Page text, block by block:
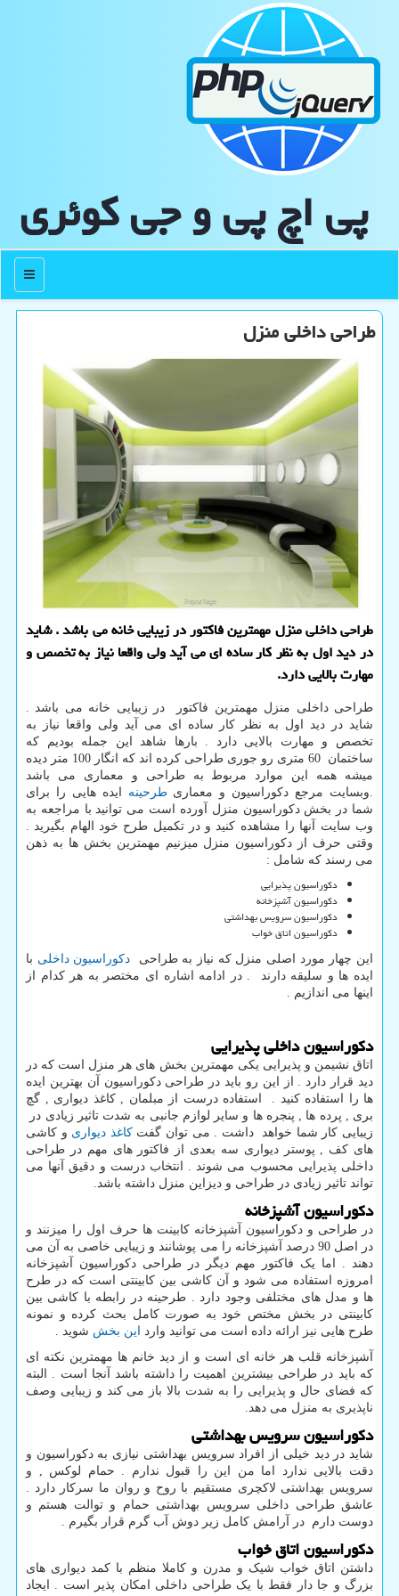
پی اچ پی و جی كوئری
منو
طراحی داخلی منزل
طراحی داخلی منزل مهمترین فاكتور در زیبایی خانه می باشد . شاید
در دید اول به نظر كار ساده ای می آید ولی واقعا نیاز به تخصص و
مهارت بالایی دارد.
طراحی داخلی منزل مهمترین فاکتور در زیبایی خانه می باشد .
شاید در دید اول به نظر کار ساده ای می آید ولی واقعا نیاز به
تخصص و مهارت بالایی دارد . بارها شاهد این جمله بودیم که
ساختمان 60 متری رو جوری طراحی کرده اند که انگار 100 متر دیده
میشه همه این موارد مربوط به طراحی و معماری می باشد
.وبسایت مرجع دکوراسیون و معماری طرحینه ایده هایی را برای
شما در بخش دکوراسیون منزل آورده است می توانید با مراجعه به
وب سایت آنها را مشاهده کنید و در تکمیل طرح خود الهام بگیرید .
وقتی حرف از دکوراسیون منزل میزنیم مهمترین بخش ها به ذهن
می رسند که شامل :
دکوراسیون پذیرایی
دکوراسیون آشپزخانه
دکوراسیون سرویس بهداشتی
دکوراسیون اتاق خواب
این چهار مورد اصلی منزل که نیاز به طراحی دکوراسیون داخلی با
ایده ها و سلیقه دارند . در ادامه اشاره ای مختصر به هر کدام از
اینها می اندازیم .
دکوراسیون داخلی پذیرایی
اتاق نشیمن و پذیرایی یکی مهمترین بخش های هر منزل است که در
دید قرار دارد . از این رو باید در طراحی دکوراسیون آن بهترین ایده
ها را استفاده کنید . استفاده درست از مبلمان , کاغذ دیواری , گچ
بری , پرده ها , پنجره ها و سایر لوازم جانبی به شدت تاثیر زیادی در
زیبایی کار شما خواهد داشت . می توان گفتکاغذ دیواری و کاشی
های کف , پوستر دیواری سه بعدی از فاکتور های مهم در طراحی
داخلی پذیرایی محسوب می شوند . انتخاب درست و دقیق آنها می
تواند تاثیر زیادی در طراحی و دیزاین منزل داشته باشد.
دکوراسیون آشپزخانه
در طراحی و دکوراسیون آشپزخانه کابینت ها حرف اول را میزنند و
در اصل 90 درصد آشپزخانه را می پوشانند و زیبایی خاصی به آن می
دهند . اما یک فاکتور مهم دیگر در طراحی دکوراسیون آشپزخانه
امروزه استفاده می شود و آن کاشی بین کابینتی است که در طرح
ها و مدل های مختلفی وجود دارد . طرحینه در رابطه با کاشی بین
کابینتی در بخش مختص خود به صورت کامل بحث کرده و نمونه
طرح هایی نیز ارائه داده است می توانید وارد این بخش شوید .
آشپزخانه قلب هر خانه ای است و از دید خانم ها مهمترین نکته ای
که باید در طراحی بیشترین اهمیت را داشته باشد آنجا است . البته
که فضای حال و پذیرایی را به شدت بالا باز می کند و زیبایی وصف
ناپذیری به منزل می دهد.
دکوراسیون سرویس بهداشتی
شاید در دید خیلی از افراد سرویس بهداشتی نیازی به دکوراسیون و
دقت بالایی ندارد اما من این را قبول ندارم . حمام لوکس , و
سرویس بهداشتی لاکچری مستقیم با روح و روان ما سرکار دارد .
عاشق طراحی داخلی سرویس بهداشتی حمام و توالت هستم و
دوست دارم در آرامش کامل زیر دوش آب گرم قرار بگیرم .
دکوراسیون اتاق خواب
داشتن اتاق خواب شیک و مدرن و کاملا منظم با کمد دیواری های
بزرگ و جا دار فقط با یک طراحی داخلی امکان پذیر است . ایجاد